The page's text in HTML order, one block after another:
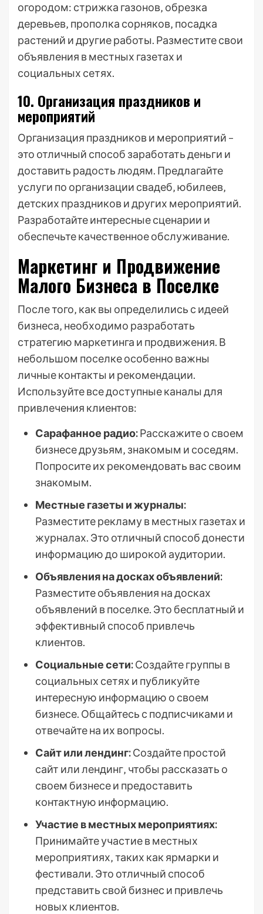
огородом: стрижка газонов‚ обрезка
деревьев‚ прополка сорняков‚ посадка
растений и другие работы. Разместите свои
объявления в местных газетах и
социальных сетях.
10. Организация праздников и
мероприятий
Организация праздников и мероприятий –
это отличный способ заработать деньги и
доставить радость людям. Предлагайте
услуги по организации свадеб‚ юбилеев‚
детских праздников и других мероприятий.
Разработайте интересные сценарии и
обеспечьте качественное обслуживание.
Маркетинг и Продвижение
Малого Бизнеса в Поселке
После того‚ как вы определились с идеей
бизнеса‚ необходимо разработать
стратегию маркетинга и продвижения. В
небольшом поселке особенно важны
личные контакты и рекомендации.
Используйте все доступные каналы для
привлечения клиентов:
Сарафанное радио:Расскажите о своем
бизнесе друзьям‚ знакомым и соседям.
Попросите их рекомендовать вас своим
знакомым.
Местные газеты и журналы:
Разместите рекламу в местных газетах и
журналах. Это отличный способ донести
информацию до широкой аудитории.
Объявления на досках объявлений:
Разместите объявления на досках
объявлений в поселке. Это бесплатный и
эффективный способ привлечь
клиентов.
Социальные сети:Создайте группы в
социальных сетях и публикуйте
интересную информацию о своем
бизнесе. Общайтесь с подписчиками и
отвечайте на их вопросы.
Сайт или лендинг:Создайте простой
сайт или лендинг‚ чтобы рассказать о
своем бизнесе и предоставить
контактную информацию.
Участие в местных мероприятиях:
Принимайте участие в местных
мероприятиях‚ таких как ярмарки и
фестивали. Это отличный способ
представить свой бизнес и привлечь
новых клиентов.